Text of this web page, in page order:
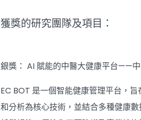
獲獎的研究團隊及項目：
銀獎： AI 賦能的中醫大健康平台——
EC BOT 是一個智能健康管理平台，
和分析為核心技術，並結合多種健康